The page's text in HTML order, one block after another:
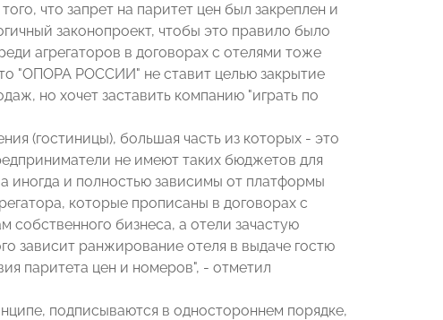
что запрет на паритет цен был закреплен и
законопроект, чтобы это правило было
агрегаторов в договорах с отелями тоже
"ОПОРА РОССИИ" не ставит целью закрытие
но хочет заставить компанию "играть по
(гостиницы), большая часть из которых - это
не имеют таких бюджетов для
иногда и полностью зависимы от платформы
которые прописаны в договорах с
бизнеса, а отели зачастую
зависит ранжирование отеля в выдаче гостю
паритета цен и номеров", - отметил
подписываются в одностороннем порядке,